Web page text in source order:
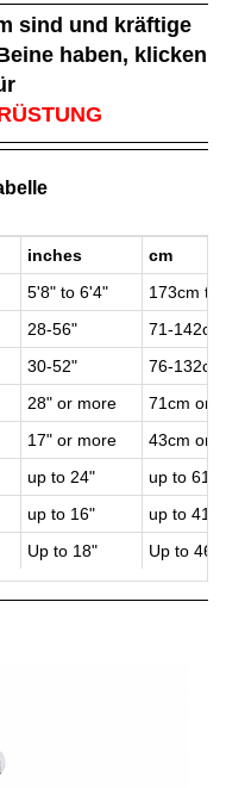
sind und kräftige
haben, klicken
inches
cm
5'8" to 6'4"
173cm to
28-56"
71-142cm
30-52"
76-132cm
28" or more
71cm or
17" or more
43cm or
up to 24"
up to
up to 16"
up to
Up to 18" Up to